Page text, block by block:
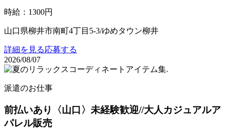
時給 ： 1300円
山口県柳井市南町4丁目5-3/ゆめタウン柳井
詳細を見る応募する
2026/08/07
派遣のお仕事
前払いあり〈山口〉未経験歓迎//大人カジュアルア
パレル販売